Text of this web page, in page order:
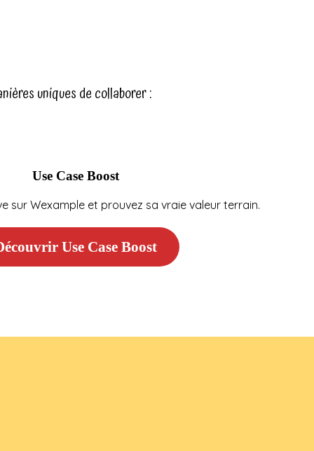
uniques de collaborer :
Use Case Boost
sur Wexample et prouvez sa vraie valeur terrain.
Use Case Boost